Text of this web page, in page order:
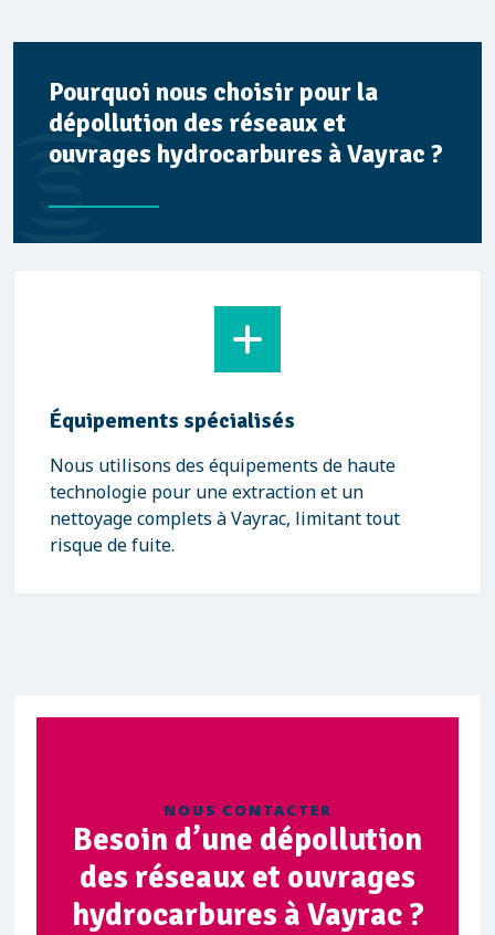
Pourquoi nous choisir pour la
dépollution des réseaux et
ouvrages hydrocarbures à Vayrac ?
Équipements spécialisés
Nous utilisons des équipements de haute
technologie pour une extraction et un
nettoyage complets à Vayrac, limitant tout
risque de fuite.
NOUS CONTACTER
Besoin d’une dépollution
des réseaux et ouvrages
hydrocarbures à Vayrac ?